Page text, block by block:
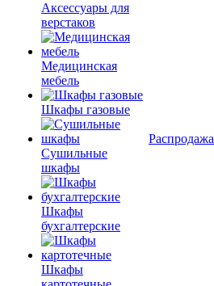
Аксессуары для
верстаков
Медицинская
мебель
Шкафы газовые
Сушильные
шкафы
Шкафы
бухгалтерские
Шкафы
Распродажа